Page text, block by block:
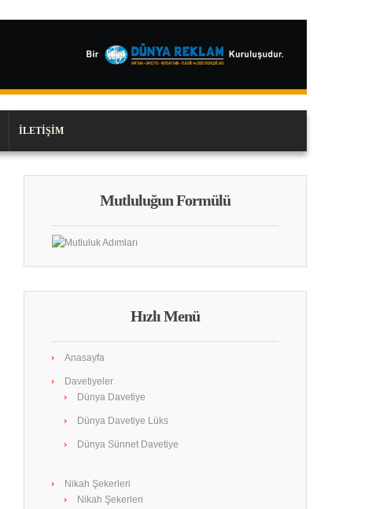
İLETIŞIM
Mutluluğun Formülü
Hızlı Menü
Anasayfa
Davetiyeler
Dünya Davetiye
Dünya Davetiye Lüks
Dünya Sünnet Davetiye
Nikah Şekerleri
Nikah Şekerleri